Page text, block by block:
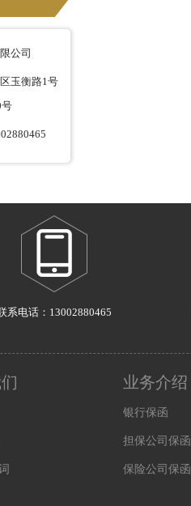
公司
玉衡路1号
系电话：13002880465
业务介绍
银行保函
担保公司保函
保险公司保函